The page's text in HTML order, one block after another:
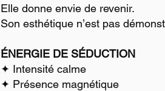
Elle donne envie de revenir.
Son esthétique n’est pas
ÉNERGIE DE SÉDUCTION
✦ Intensité calme
✦ Présence magnétique